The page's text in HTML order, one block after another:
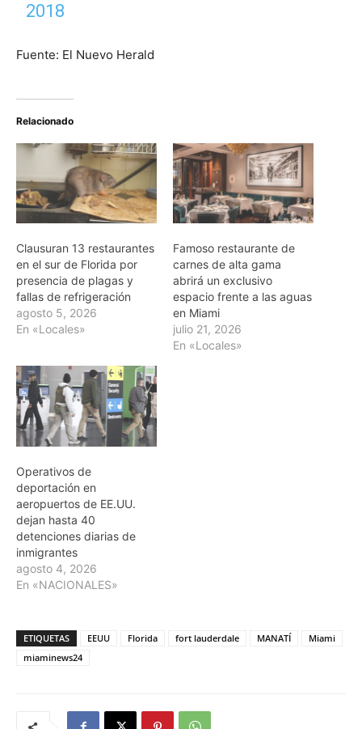
2018
Fuente: El Nuevo Herald
Relacionado
Clausuran 13 restaurantes
en el sur de Florida por
presencia de plagas y
fallas de refrigeración
agosto 5, 2026
En «Locales»
Famoso restaurante de
carnes de alta gama
abrirá un exclusivo
espacio frente a las aguas
en Miami
julio 21, 2026
En «Locales»
Operativos de
deportación en
aeropuertos de EE.UU.
dejan hasta 40
detenciones diarias de
inmigrantes
agosto 4, 2026
En «NACIONALES»
ETIQUETAS EEUU Florida fort lauderdale MANATÍ
Miami
miaminews24